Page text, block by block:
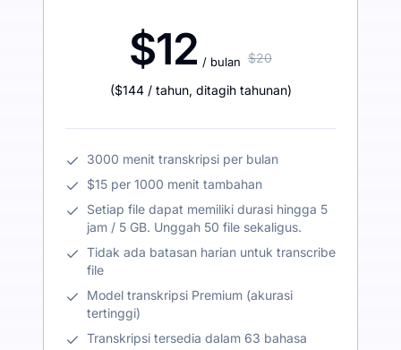
$12 / bulan $20
($144 / tahun, ditagih tahunan)
3000 menit transkripsi per bulan
$15 per 1000 menit tambahan
Setiap file dapat memiliki durasi hingga 5
jam / 5 GB. Unggah 50 file sekaligus.
Tidak ada batasan harian untuk transcribe
file
Model transkripsi Premium (akurasi
tertinggi)
Transkripsi tersedia dalam 63 bahasa